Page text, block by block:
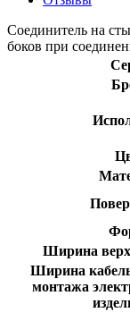
Соединитель на
боков при
Ширина
Ширина
монтажа